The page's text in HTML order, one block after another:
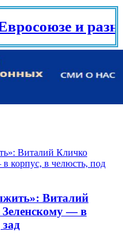
и разных
Виталий
Зеленскому — в